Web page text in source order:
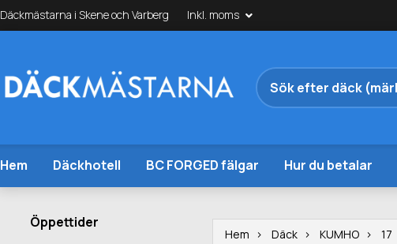
Däckmästarna i Skene och Varberg Inkl. moms
Hem Däckhotell BC FORGED fälgar Hur du betalar
Öppettider
Hem Däck KUMHO 17